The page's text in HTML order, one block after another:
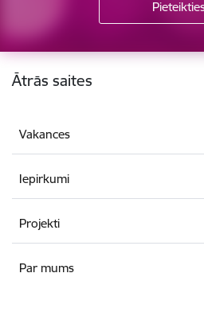
Kājene
Ātrās saites
Vakances
Iepirkumi
Projekti
Par mums